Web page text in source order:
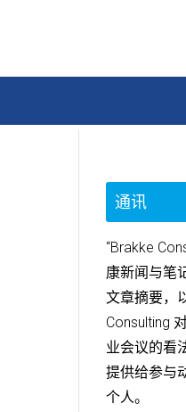
通讯
“Brakke
康新闻与笔
文章摘要，
Consulting
业会议的看
提供给参与
个人。